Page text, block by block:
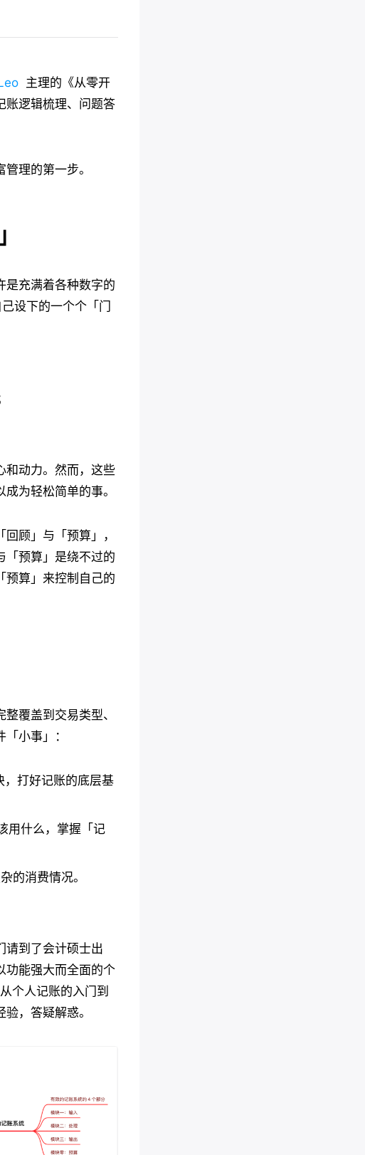
主理的《从零开
账逻辑梳理、问题答
理的第一步。
是充满着各种数字的
设下的一个个「门
和动力。然而，这些
为轻松简单的事。
顾」与「预算」，
「预算」是绕不过的
预算」来控制自己的
覆盖到交易类型、
小事」：
打好记账的底层基
用什么，掌握「记
的消费情况。
请到了会计硕士出
功能强大而全面的个
个人记账的入门到
，答疑解惑。